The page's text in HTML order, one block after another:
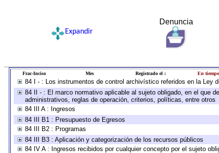
Denuncia
Expandir
Frac-Inciso Mes Registrado el : En
84 I - : Los instrumentos de control archivístico referidos en la Ley
84 II - : El marco normativo aplicable al sujeto obligado, en el que
administrativos, reglas de operación, criterios, políticas, entre otros
84 III A : Ingresos
84 III B1 : Presupuesto de Egresos
84 III B2 : Programas
84 III B3 : Aplicación y categorización de los recursos públicos
84 IV A : Ingresos recibidos por cualquier concepto por el sujeto